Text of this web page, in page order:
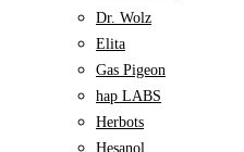
Dr. Wolz
Elita
Gas Pigeon
hap LABS
Herbots
Hesanol